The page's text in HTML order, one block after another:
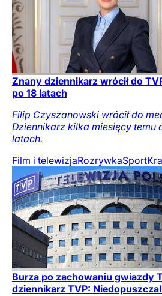
Znany dziennikarz wrócił do
po 18 latach
Filip Czyszanowski wrócił do
Dziennikarz kilka miesięcy temu
latach.
Film i telewizjaRozrywkaSport
Burza po zachowaniu gwiazdy
dziennikarz TVP: